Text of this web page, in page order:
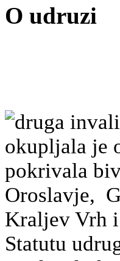
O udruzi
druga
okupljala je
pokrivala
Oroslavje,
Kraljev Vrh
Statutu